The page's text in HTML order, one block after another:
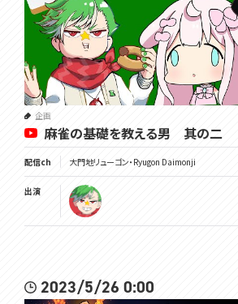
企画
麻雀の基礎を教える男 其の二
配信ch 大門地リューゴン・Ryugon Daimonji
出演
2023/5/26 0:00